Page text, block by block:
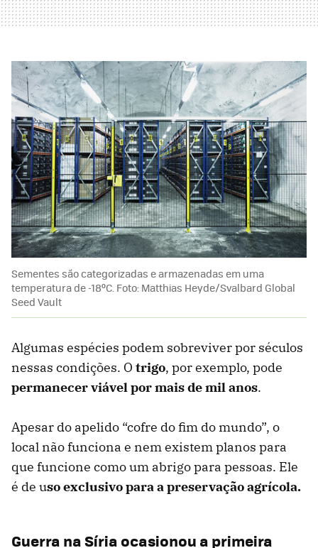
Sementes são categorizadas e armazenadas em uma
temperatura de -18ºC. Foto: Matthias Heyde/Svalbard Global
Seed Vault
Algumas espécies podem sobreviver por séculos
nessas condições. O trigo, por exemplo, pode
permanecer viável por mais de mil anos.
Apesar do apelido “cofre do fim do mundo”, o
local não funciona e nem existem planos para
que funcione como um abrigo para pessoas. Ele
é de uso exclusivo para a preservação agrícola.
Guerra na Síria ocasionou a primeira